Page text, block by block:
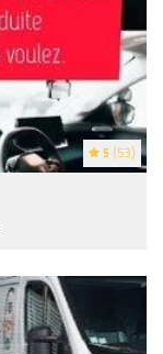
5 (53)